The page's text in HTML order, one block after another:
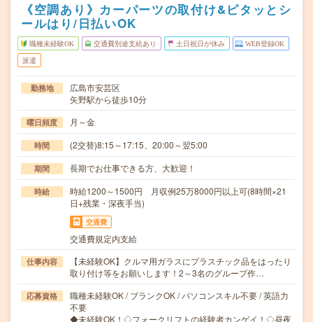
《空調あり》カーパーツの取付け&ピタッとシ
ールはり/日払いOK
職種未経験OK 交通費別途支給あり 土日祝日が休み WEB登録OK
派遣
勤務地
広島市安芸区
矢野駅から徒歩10分
曜日頻度 月～金
時間 (2交替)8:15～17:15、20:00～翌5:00
期間 長期でお仕事できる方、大歓迎！
時給
時給1200～1500円 月収例25万8000円以上可(8時間×21
日+残業・深夜手当)
交通費
交通費規定内支給
仕事内容
【未経験OK】クルマ用ガラスにプラスチック品をはったり
取り付け等をお願いします！2～3名のグループ作…
応募資格
職種未経験OK / ブランクOK / パソコンスキル不要 / 英語力
不要
◆未経験OK！◇フォークリフトの経験者カンゲイ！◇昼夜